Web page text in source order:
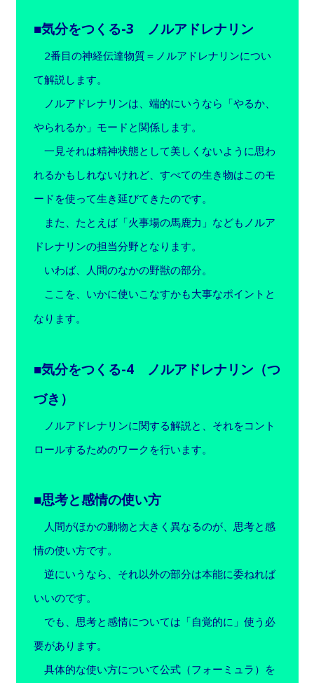
■気分をつくる-3 ノルアドレナリン
2番目の神経伝達物質＝ノルアドレナリンについ
て解説します。
ノルアドレナリンは、端的にいうなら「やるか、
やられるか」モードと関係します。
一見それは精神状態として美しくないように思わ
れるかもしれないけれど、すべての生き物はこのモ
ードを使って生き延びてきたのです。
また、たとえば「火事場の馬鹿力」などもノルア
ドレナリンの担当分野となります。
いわば、人間のなかの野獣の部分。
ここを、いかに使いこなすかも大事なポイントと
なります。
■気分をつくる-4 ノルアドレナリン（つ
づき）
ノルアドレナリンに関する解説と、それをコント
ロールするためのワークを行います。
■思考と感情の使い方
人間がほかの動物と大きく異なるのが、思考と感
情の使い方です。
逆にいうなら、それ以外の部分は本能に委ねれば
いいのです。
でも、思考と感情については「自覚的に」使う必
要があります。
具体的な使い方について公式（フォーミュラ）を